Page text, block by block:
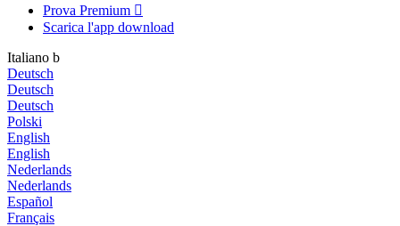
Prova Premium 
Scarica l'app download
Italiano b
Deutsch
Deutsch
Deutsch
Polski
English
English
Nederlands
Nederlands
Español
Français